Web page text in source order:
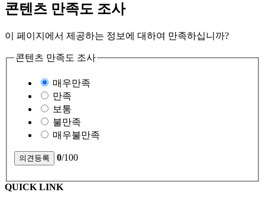
콘텐츠 만족도 조사
이 페이지에서 제공하는 정보에 대하여 만족하십니까?
콘텐츠 만족도 조사
매우만족
만족
보통
불만족
매우불만족
0/100
QUICK LINK